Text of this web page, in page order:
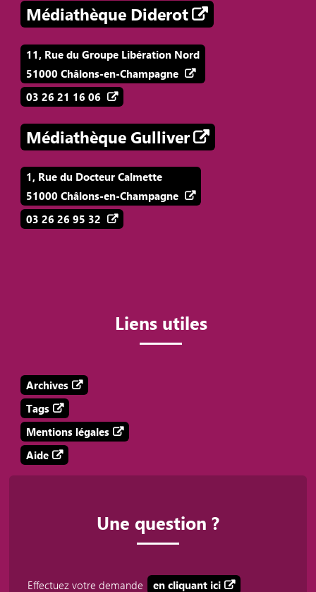
Médiathèque Diderot
11, Rue du Groupe Libération Nord
51000 Châlons-en-Champagne
03 26 21 16 06
Médiathèque Gulliver
1, Rue du Docteur Calmette
51000 Châlons-en-Champagne
03 26 26 95 32
Liens utiles
Archives
Tags
Mentions légales
Aide
Une question ?
Effectuez votre demande en cliquant ici